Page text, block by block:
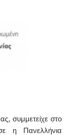
συμμετείχε στο
η Πανελλήνια